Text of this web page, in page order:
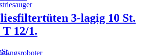
3-lagig 10 St.
12/1.